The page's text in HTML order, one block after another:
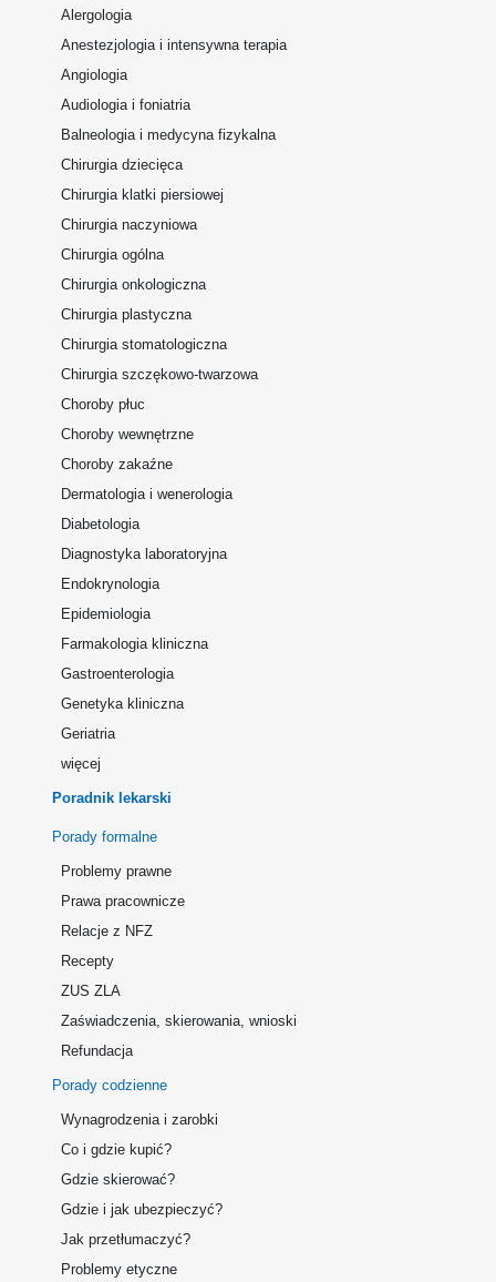
Alergologia
Anestezjologia i intensywna terapia
Angiologia
Audiologia i foniatria
Balneologia i medycyna fizykalna
Chirurgia dziecięca
Chirurgia klatki piersiowej
Chirurgia naczyniowa
Chirurgia ogólna
Chirurgia onkologiczna
Chirurgia plastyczna
Chirurgia stomatologiczna
Chirurgia szczękowo-twarzowa
Choroby płuc
Choroby wewnętrzne
Choroby zakaźne
Dermatologia i wenerologia
Diabetologia
Diagnostyka laboratoryjna
Endokrynologia
Epidemiologia
Farmakologia kliniczna
Gastroenterologia
Genetyka kliniczna
Geriatria
więcej
Poradnik lekarski
Porady formalne
Problemy prawne
Prawa pracownicze
Relacje z NFZ
Recepty
ZUS ZLA
Zaświadczenia, skierowania, wnioski
Refundacja
Porady codzienne
Wynagrodzenia i zarobki
Co i gdzie kupić?
Gdzie skierować?
Gdzie i jak ubezpieczyć?
Jak przetłumaczyć?
Problemy etyczne